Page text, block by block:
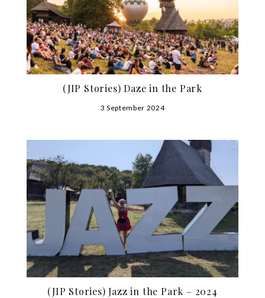
(JIP Stories) Daze in the Park
3 September 2024
(JIP Stories) Jazz in the Park – 2024